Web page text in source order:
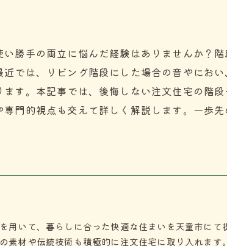
勝手の両立に悩んだ経験はありませんか？
では、リビング階段にした場合の音やにお
す。本記事では、後悔しない注文住宅の階
門的視点も交えて詳しく解説します。一歩
用いて、暮らしに合った快適な住まいを天童市に
素材や伝統技術も積極的に注文住宅に取り入れます。